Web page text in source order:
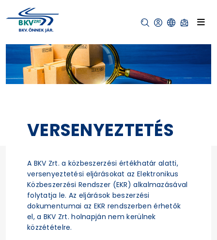
VERSENYEZTETÉS
A BKV Zrt. a közbeszerzési értékhatár alatti,
versenyeztetési eljárásokat az Elektronikus
Közbeszerzési Rendszer (EKR) alkalmazásával
folytatja le. Az eljárások beszerzési
dokumentumai az EKR rendszerben érhetők
el, a BKV Zrt. holnapján nem kerülnek
közzétételre.